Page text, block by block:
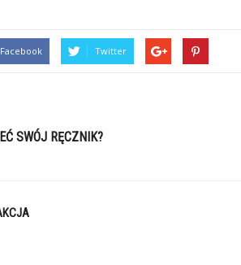
Facebook Twitter
SWÓJ RĘCZNIK?